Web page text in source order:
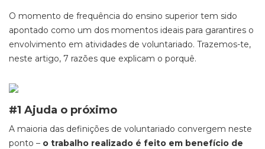
O momento de frequência do ensino superior tem sido
apontado como um dos momentos ideais para garantires o
envolvimento em atividades de voluntariado. Trazemos-te,
neste artigo, 7 razões que explicam o porquê.
#1 Ajuda o próximo
A maioria das definições de voluntariado convergem neste
ponto – o trabalho realizado é feito em benefício de